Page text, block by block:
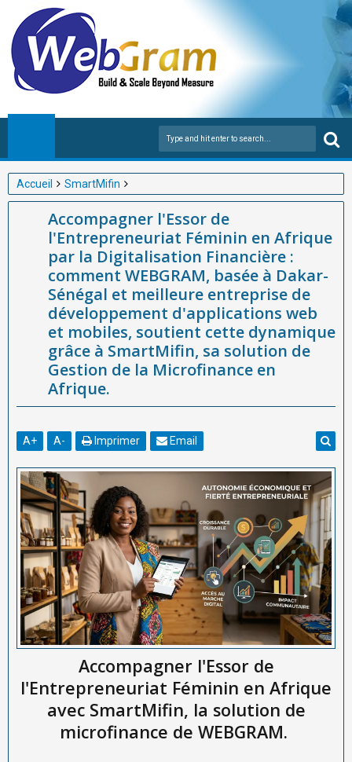
Accueil
SmartMifin
Accompagner l'Essor de l'Entrepreneuriat Féminin en Afrique
par la Digitalisation Financière : comment WEBGRAM, basée à
Dakar-Sénégal et meilleure entreprise de développement
d'applications web et mobiles, soutient cette dynamique grâce à
SmartMifin, sa solution de Gestion de la Microfinance en Afrique.
Accompagner l'Essor de
l'Entrepreneuriat Féminin en Afrique
par la Digitalisation Financière :
comment WEBGRAM, basée à Dakar-
Sénégal et meilleure entreprise de
développement d'applications web
et mobiles, soutient cette dynamique
grâce à SmartMifin, sa solution de
Gestion de la Microfinance en
Afrique.
A+ A- Imprimer Email
Accompagner l'Essor de
l'Entrepreneuriat Féminin en Afrique
avec SmartMifin, la solution de
microfinance de WEBGRAM.